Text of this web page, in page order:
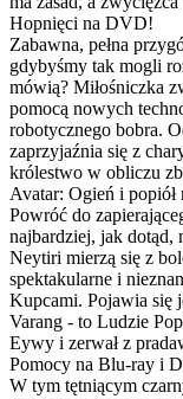
Hopnięci na DVD!
Zabawna, pełna
gdybyśmy tak mogli
mówią? Miłośniczka
pomocą nowych
robotycznego bobra.
zaprzyjaźnia się z
królestwo w obliczu
Avatar: Ogień i
Powróć do
najbardziej, jak dotąd,
Neytiri mierzą się z
spektakularne i
Kupcami. Pojawia się
Varang - to Ludzie
Eywy i zerwał z
Pomocy na Blu-ray i
W tym tętniącym